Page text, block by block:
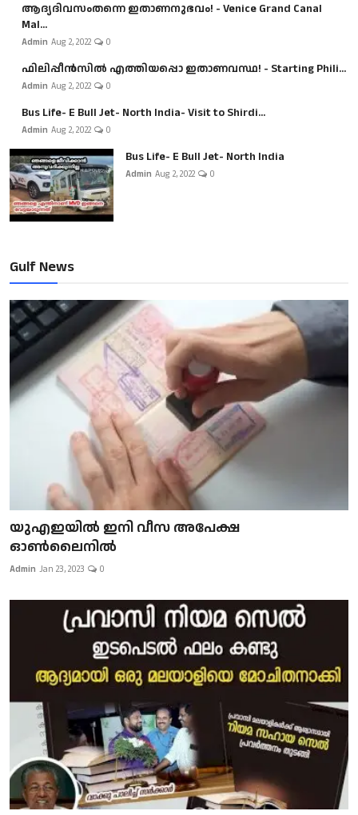
ആദ്യദിവസംതന്നെ ഇതാണനുഭവം! - Venice Grand Canal
Mal...
Admin Aug 2, 2022 0
ഫിലിപ്പീൻസിൽ എത്തിയപ്പൊ ഇതാണവസ്ഥ! - Starting Phili...
Admin Aug 2, 2022 0
Bus Life- E Bull Jet- North India- Visit to Shirdi...
Admin Aug 2, 2022 0
Bus Life- E Bull Jet- North India
Admin Aug 2, 2022 0
Gulf News
യുഎഇയിൽ ഇനി വീസ അപേക്ഷ
ഓൺലൈനിൽ
Admin Jan 23, 2023 0